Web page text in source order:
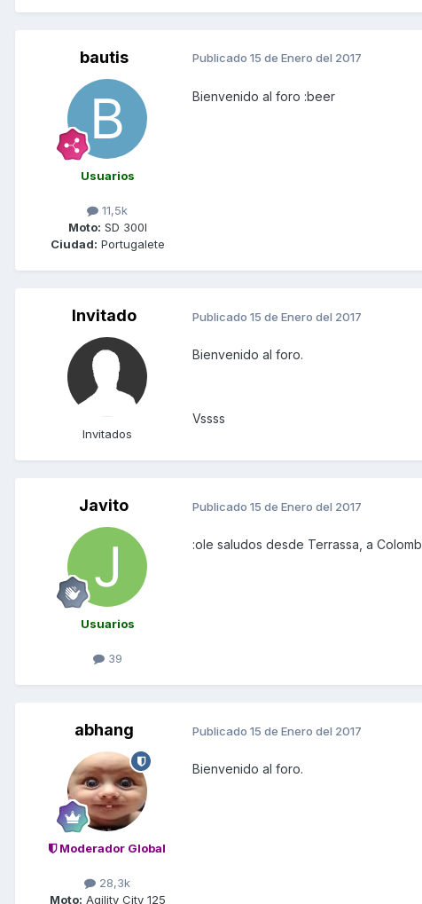
bautis
Usuarios
11,5k
Moto: SD 300I
Ciudad: Portugalete
Publicado 15 de Enero del 2017
Bienvenido al foro :beer
Invitado
Invitados
Publicado 15 de Enero del 2017
Bienvenido al foro.
Vssss
Javito
Usuarios
39
Publicado 15 de Enero del 2017
:ole saludos desde Terrassa, a
abhang
Moderador Global
28,3k
Moto: Agility City 125
Publicado 15 de Enero del 2017
Bienvenido al foro.